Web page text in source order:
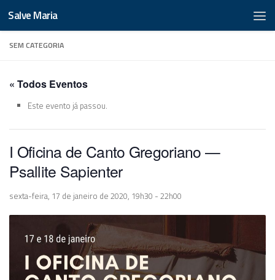
Salve Maria
SEM CATEGORIA
« Todos Eventos
Este evento já passou.
I Oficina de Canto Gregoriano —
Psallite Sapienter
sexta-feira, 17 de janeiro de 2020, 19h30 - 22h00